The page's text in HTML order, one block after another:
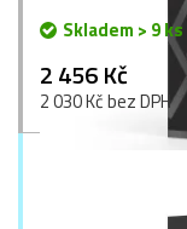
Skladem > 9 ks
2 456 Kč
2 030 Kč bez DPH